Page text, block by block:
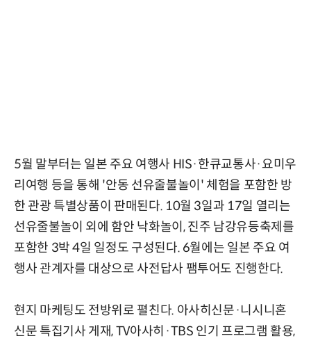
5월 말부터는 일본 주요 여행사 HIS·한큐교통사·요미우
리여행 등을 통해 '안동 선유줄불놀이' 체험을 포함한 방
한 관광 특별상품이 판매된다. 10월 3일과 17일 열리는
선유줄불놀이 외에 함안 낙화놀이, 진주 남강유등축제를
포함한 3박 4일 일정도 구성된다. 6월에는 일본 주요 여
행사 관계자를 대상으로 사전답사 팸투어도 진행한다.
현지 마케팅도 전방위로 펼친다. 아사히신문·니시니혼
신문 특집기사 게재, TV아사히·TBS 인기 프로그램 활용,